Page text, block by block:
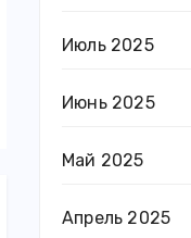
Июль 2025
Июнь 2025
Май 2025
Апрель 2025